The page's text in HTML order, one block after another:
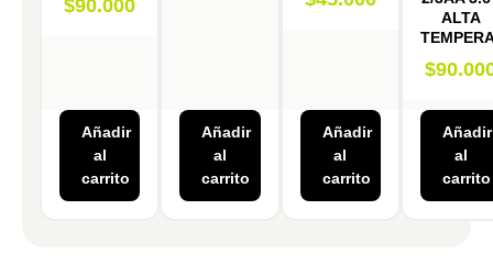
$90.000
Añadir
al
carrito
Añadir
al
carrito
Añadir
al
carrito
ALTA
$
Añadir
al
carrito